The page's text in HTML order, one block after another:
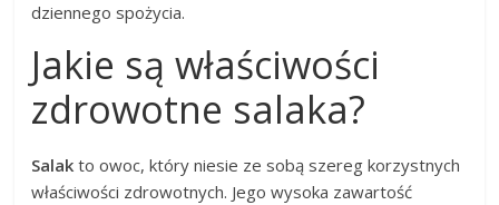
dziennego spożycia.
Jakie są właściwości
zdrowotne salaka?
Salak to owoc, który niesie ze sobą szereg korzystnych
właściwości zdrowotnych. Jego wysoka zawartość